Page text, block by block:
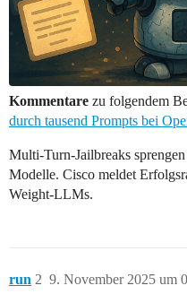
Kommentare zu folgendem
durch tausend Prompts bei
Multi-Turn-Jailbreaks
Modelle. Cisco meldet
Weight-LLMs.
run 9. November 2025 um
2